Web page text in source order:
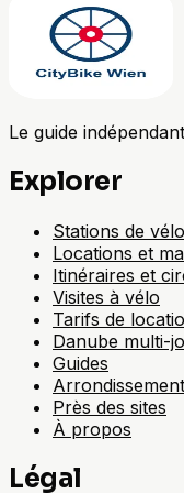
Le guide
Explorer
Stations de
Locations et
Itinéraires et
Visites à vélo
Tarifs de
Danube multi-
Guides
Près des sites
À propos
Légal